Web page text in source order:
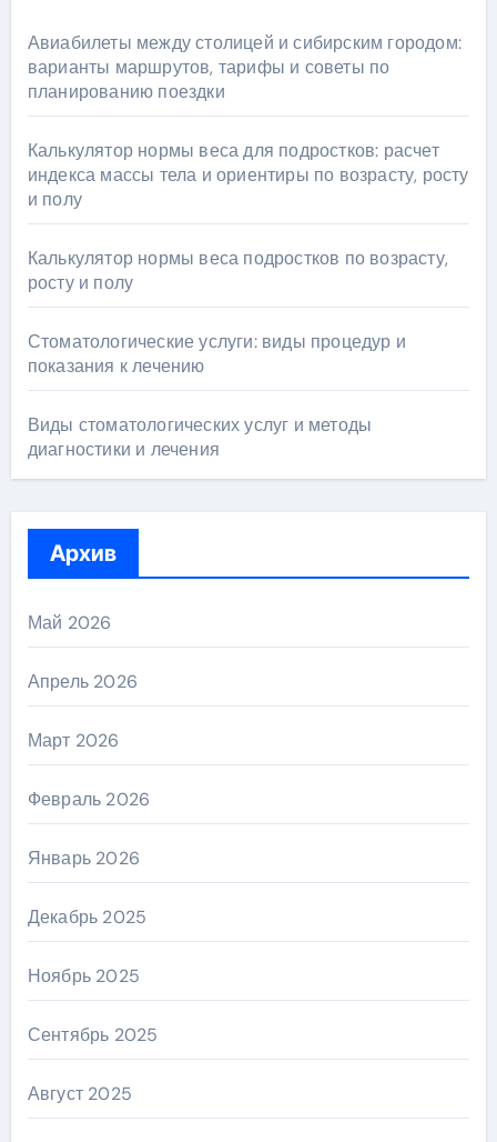
Авиабилеты между столицей и сибирским городом:
варианты маршрутов, тарифы и советы по
планированию поездки
Калькулятор нормы веса для подростков: расчет
индекса массы тела и ориентиры по возрасту, росту
и полу
Калькулятор нормы веса подростков по возрасту,
росту и полу
Стоматологические услуги: виды процедур и
показания к лечению
Виды стоматологических услуг и методы
диагностики и лечения
Архив
Май 2026
Апрель 2026
Март 2026
Февраль 2026
Январь 2026
Декабрь 2025
Ноябрь 2025
Сентябрь 2025
Август 2025